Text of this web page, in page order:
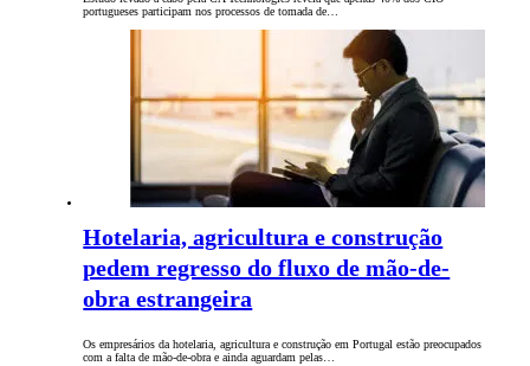
portugueses participam nos processos de tomada de…
Hotelaria, agricultura e construção
pedem regresso do fluxo de mão-de-
obra estrangeira
Os empresários da hotelaria, agricultura e construção em Portugal estão preocupados
com a falta de mão-de-obra e ainda aguardam pelas…